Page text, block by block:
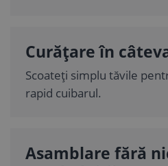
Curățare în
Scoateți simplu tăvile
rapid cuibarul.
Asamblare fără